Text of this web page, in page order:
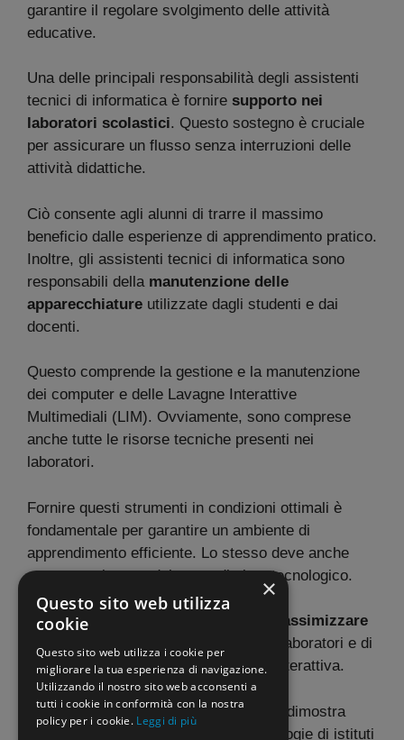
garantire il regolare svolgimento delle attività
educative.
Una delle principali responsabilità degli assistenti
tecnici di informatica è fornire supporto nei
laboratori scolastici. Questo sostegno è cruciale
per assicurare un flusso senza interruzioni delle
attività didattiche.
Ciò consente agli alunni di trarre il massimo
beneficio dalle esperienze di apprendimento pratico.
Inoltre, gli assistenti tecnici di informatica sono
responsabili della manutenzione delle
apparecchiature utilizzate dagli studenti e dai
docenti.
Questo comprende la gestione e la manutenzione
dei computer e delle Lavagne Interattive
Multimediali (LIM). Ovviamente, sono comprese
anche tutte le risorse tecniche presenti nei
laboratori.
Fornire questi strumenti in condizioni ottimali è
fondamentale per garantire un ambiente di
apprendimento efficiente. Lo stesso deve anche
essere aggiornato dal punto di vista tecnologico.
Di conseguenza, gli allievi possono
massimizzare
all’interno dei laboratori e di
usufruire di un’istruzione moderna e interattiva.
La presenza di questi professionisti si dimostra
pertanto indispensabile in diverse tipologie di istituti
×
Questo sito web utilizza
cookie
Questo sito web utilizza i cookie per
migliorare la tua esperienza di navigazione.
Utilizzando il nostro sito web acconsenti a
tutti i cookie in conformità con la nostra
policy per i cookie. Leggi di più